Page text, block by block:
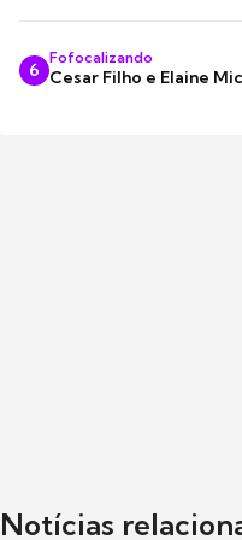
6
Fofocalizando
Cesar Filho e Elaine
Notícias